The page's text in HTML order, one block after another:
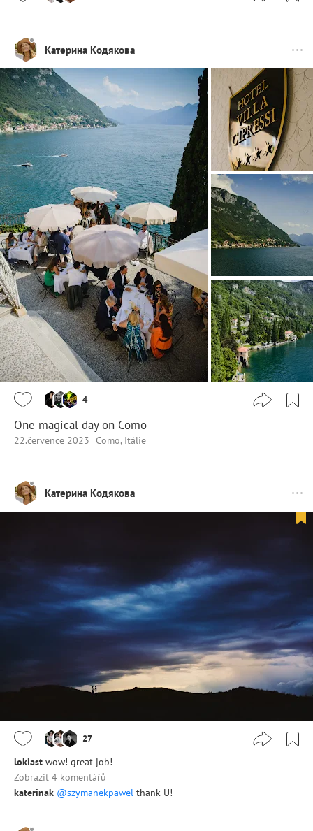
Катерина Кодякова
4
One magical day on Como
22.července 2023 Como, Itálie
Катерина Кодякова
27
lokiast wow! great job!
Zobrazit 4 komentářů
katerinak @szymanekpawel thank U!